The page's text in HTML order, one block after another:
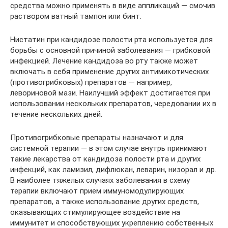
средства можно применять в виде аппликаций — смочив
раствором ватный тампон или бинт.
Нистатин при кандидозе полости рта используется для
борьбы с основной причиной заболевания — грибковой
инфекцией. Лечение кандидоза во рту также может
включать в себя применение других антимикотических
(противогрибковых) препаратов — например,
левориновой мази. Наилучший эффект достигается при
использовании нескольких препаратов, чередовании их в
течение нескольких дней.
Противогрибковые препараты назначают и для
системной терапии — в этом случае внутрь принимают
такие лекарства от кандидоза полости рта и других
инфекций, как ламизил, дифлюкан, леварин, низорал и др.
В наиболее тяжелых случаях заболевания в схему
терапии включают прием иммуномодулирующих
препаратов, а также использование других средств,
оказывающих стимулирующее воздействие на
иммунитет и способствующих укреплению собственных